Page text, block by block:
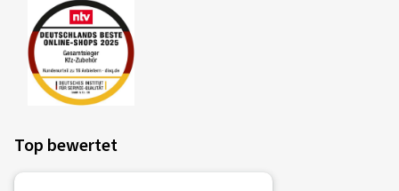
Top bewertet